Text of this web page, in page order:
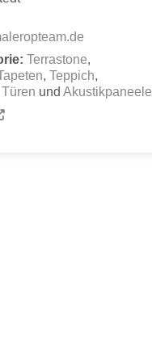
Terrastone,
, Teppich,
Türen und Akustikpaneele